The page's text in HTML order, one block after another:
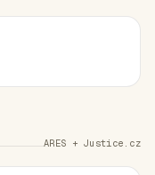
ARES + Justice.cz